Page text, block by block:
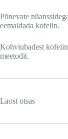
Põnevate
eemaldada kofeiin.
Kohviubadest
meetodit.
Laost otsas